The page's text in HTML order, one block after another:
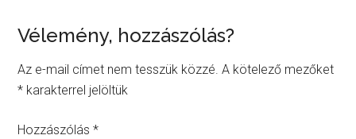
Reader
Interactions
Vélemény, hozzászólás?
Az e-mail címet nem tesszük közzé. A kötelező mezőket
* karakterrel jelöltük
Hozzászólás*